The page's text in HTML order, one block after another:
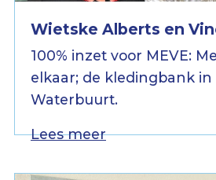
Wietske Alberts en
100% inzet voor MEVE:
elkaar; de kledingbank in
Waterbuurt.
Lees meer